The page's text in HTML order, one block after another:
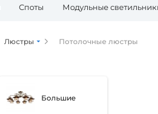
Споты Модульные
Люстры Потолочные люстры
Большие